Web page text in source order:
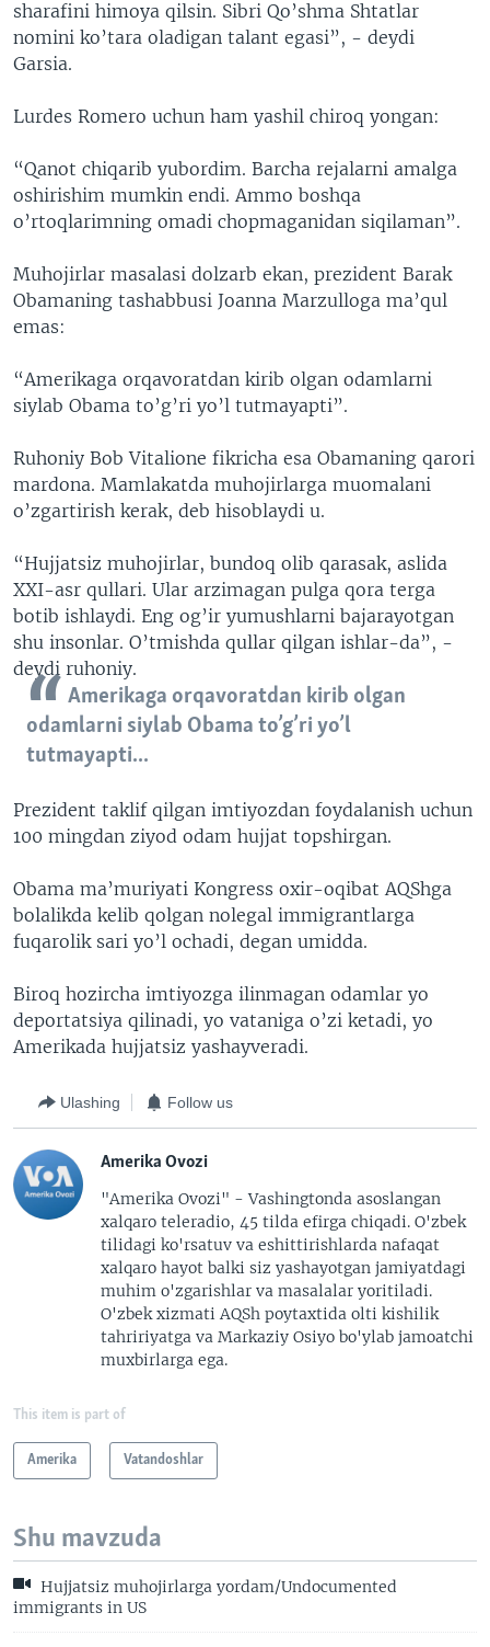
sharafini himoya qilsin. Sibri Qo’shma Shtatlar
nomini ko’tara oladigan talant egasi”, - deydi
Garsia.
Lurdes Romero uchun ham yashil chiroq yongan:
“Qanot chiqarib yubordim. Barcha rejalarni amalga
oshirishim mumkin endi. Ammo boshqa
o’rtoqlarimning omadi chopmaganidan siqilaman”.
Muhojirlar masalasi dolzarb ekan, prezident Barak
Obamaning tashabbusi Joanna Marzulloga ma’qul
emas:
“Amerikaga orqavoratdan kirib olgan odamlarni
siylab Obama to’g’ri yo’l tutmayapti”.
Ruhoniy Bob Vitalione fikricha esa Obamaning qarori
mardona. Mamlakatda muhojirlarga muomalani
o’zgartirish kerak, deb hisoblaydi u.
“Hujjatsiz muhojirlar, bundoq olib qarasak, aslida
XXI-asr qullari. Ular arzimagan pulga qora terga
botib ishlaydi. Eng og’ir yumushlarni bajarayotgan
shu insonlar. O’tmishda qullar qilgan ishlar-da”, -
deydi ruhoniy.
Amerikaga orqavoratdan kirib olgan
odamlarni siylab Obama to’g’ri yo’l
tutmayapti...
Prezident taklif qilgan imtiyozdan foydalanish uchun
100 mingdan ziyod odam hujjat topshirgan.
Obama ma’muriyati Kongress oxir-oqibat AQShga
bolalikda kelib qolgan nolegal immigrantlarga
fuqarolik sari yo’l ochadi, degan umidda.
Biroq hozircha imtiyozga ilinmagan odamlar yo
deportatsiya qilinadi, yo vataniga o’zi ketadi, yo
Amerikada hujjatsiz yashayveradi.
Ulashing Follow us
Amerika Ovozi
"Amerika Ovozi" - Vashingtonda asoslangan
xalqaro teleradio, 45 tilda efirga chiqadi. O'zbek
tilidagi ko'rsatuv va eshittirishlarda nafaqat
xalqaro hayot balki siz yashayotgan jamiyatdagi
muhim o'zgarishlar va masalalar yoritiladi.
O'zbek xizmati AQSh poytaxtida olti kishilik
tahririyatga va Markaziy Osiyo bo'ylab jamoatchi
muxbirlarga ega.
This item is part of
Amerika Vatandoshlar
Shu mavzuda
Hujjatsiz muhojirlarga yordam/Undocumented
immigrants in US